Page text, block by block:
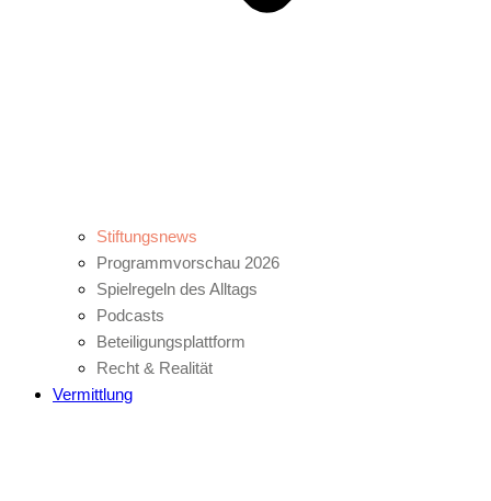
Stiftungsnews
Programmvorschau 2026
Spielregeln des Alltags
Podcasts
Beteiligungsplattform
Recht & Realität
Vermittlung